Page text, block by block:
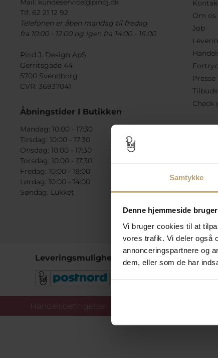
Samtykke
Denne hjemmeside
Vi bruger cookies til at
vores trafik. Vi deler også
annonceringspartnere og
dem, eller som de har
Mail: kundeservice@pindj.dk
Tlf. 62 21 12 92
Telefonen er åben mandag til fredag
fra 10:00 - 12:00 og igen fra 14:00 - 16:00
Pind J. Design ApS
Gerritsgade 44
5700 Svendborg
CVR. 36937041
Åbningstider I Butikken
Mandag: 10:00 - 17:30
Tirsdag: 10:00 - 17:30
Onsdag: 10:00 - 17:30
Torsdag: 10:00 - 17:30
Fredag: 10:00 - 18:00
Lørdag: 10:00 - 14:00
Søndag: Lukket
Om os
Job
Presse
Check
Leveringsmuligheder
Handelsbetingelser